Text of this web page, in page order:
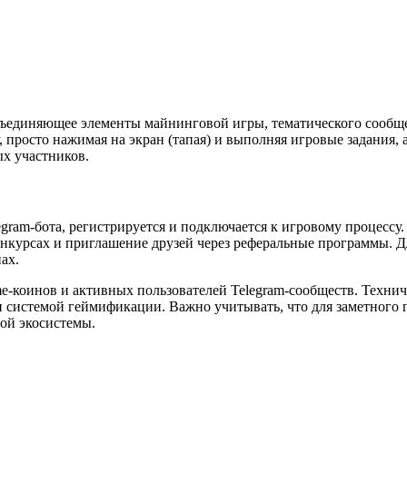
элементы майнинговой игры, тематического
нажимая на экран (тапая) и выполняя игровые
участников.
бота, регистрируется и подключается к игровому
и приглашение друзей через реферальные
и активных пользователей Telegram-сообществ.
геймификации. Важно учитывать, что для заметного
экосистемы.